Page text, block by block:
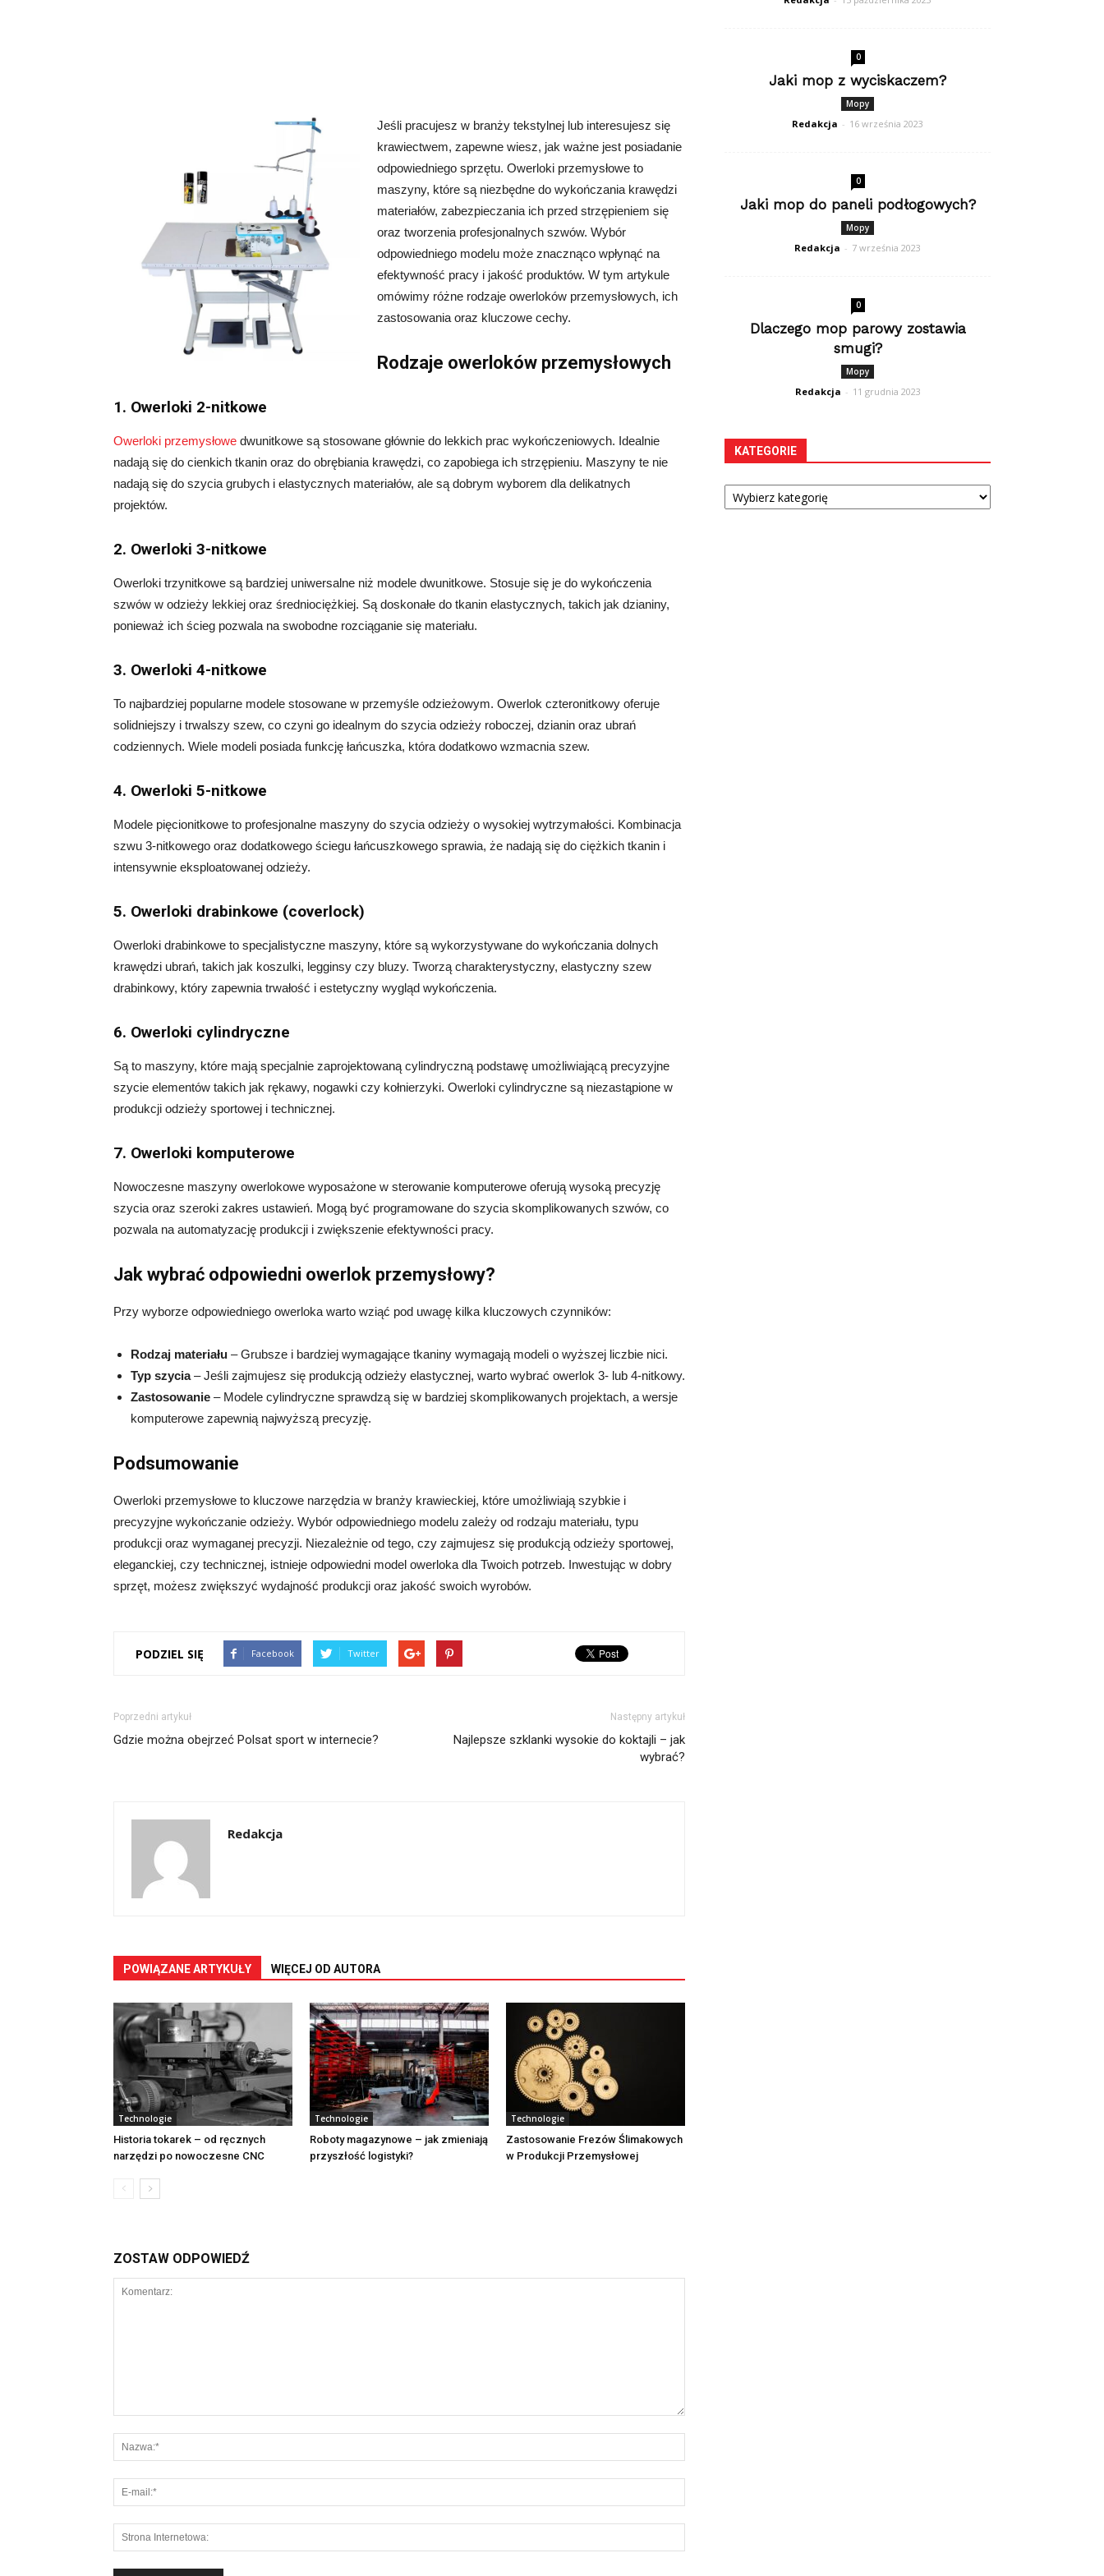
Jeśli pracujesz w branży tekstylnej lub interesujesz się
krawiectwem, zapewne wiesz, jak ważne jest posiadanie
odpowiedniego sprzętu. Owerloki przemysłowe to
maszyny, które są niezbędne do wykończania krawędzi
materiałów, zabezpieczania ich przed strzępieniem się
oraz tworzenia profesjonalnych szwów. Wybór
odpowiedniego modelu może znacznąco wpłynąć na
efektywność pracy i jakość produktów. W tym artykule
omówimy różne rodzaje owerloków przemysłowych, ich
zastosowania oraz kluczowe cechy.
Rodzaje owerloków przemysłowych
1. Owerloki 2-nitkowe
Owerloki przemysłowe dwunitkowe są stosowane głównie do lekkich prac wykończeniowych. Idealnie
nadają się do cienkich tkanin oraz do obrębiania krawędzi, co zapobiega ich strzępieniu. Maszyny te nie
nadają się do szycia grubych i elastycznych materiałów, ale są dobrym wyborem dla delikatnych
projektów.
2. Owerloki 3-nitkowe
Owerloki trzynitkowe są bardziej uniwersalne niż modele dwunitkowe. Stosuje się je do wykończenia
szwów w odzieży lekkiej oraz średniociężkiej. Są doskonałe do tkanin elastycznych, takich jak dzianiny,
ponieważ ich ścieg pozwala na swobodne rozciąganie się materiału.
3. Owerloki 4-nitkowe
To najbardziej popularne modele stosowane w przemyśle odzieżowym. Owerlok czteronitkowy oferuje
solidniejszy i trwalszy szew, co czyni go idealnym do szycia odzieży roboczej, dzianin oraz ubrań
codziennych. Wiele modeli posiada funkcję łańcuszka, która dodatkowo wzmacnia szew.
4. Owerloki 5-nitkowe
Modele pięcionitkowe to profesjonalne maszyny do szycia odzieży o wysokiej wytrzymałości. Kombinacja
szwu 3-nitkowego oraz dodatkowego ściegu łańcuszkowego sprawia, że nadają się do ciężkich tkanin i
intensywnie eksploatowanej odzieży.
5. Owerloki drabinkowe (coverlock)
Owerloki drabinkowe to specjalistyczne maszyny, które są wykorzystywane do wykończania dolnych
krawędzi ubrań, takich jak koszulki, legginsy czy bluzy. Tworzą charakterystyczny, elastyczny szew
drabinkowy, który zapewnia trwałość i estetyczny wygląd wykończenia.
6. Owerloki cylindryczne
Są to maszyny, które mają specjalnie zaprojektowaną cylindryczną podstawę umożliwiającą precyzyjne
szycie elementów takich jak rękawy, nogawki czy kołnierzyki. Owerloki cylindryczne są niezastąpione w
produkcji odzieży sportowej i technicznej.
7. Owerloki komputerowe
Nowoczesne maszyny owerlokowe wyposażone w sterowanie komputerowe oferują wysoką precyzję
szycia oraz szeroki zakres ustawień. Mogą być programowane do szycia skomplikowanych szwów, co
pozwala na automatyzację produkcji i zwiększenie efektywności pracy.
Jak wybrać odpowiedni owerlok przemysłowy?
Przy wyborze odpowiedniego owerloka warto wziąć pod uwagę kilka kluczowych czynników:
Rodzaj materiału – Grubsze i bardziej wymagające tkaniny wymagają modeli o wyższej liczbie nici.
Typ szycia– Jeśli zajmujesz się produkcją odzieży elastycznej, warto wybrać owerlok 3- lub 4-nitkowy.
Zastosowanie – Modele cylindryczne sprawdzą się w bardziej skomplikowanych projektach, a wersje
komputerowe zapewnią najwyższą precyzję.
Podsumowanie
Owerloki przemysłowe to kluczowe narzędzia w branży krawieckiej, które umożliwiają szybkie i
precyzyjne wykończanie odzieży. Wybór odpowiedniego modelu zależy od rodzaju materiału, typu
produkcji oraz wymaganej precyzji. Niezależnie od tego, czy zajmujesz się produkcją odzieży sportowej,
eleganckiej, czy technicznej, istnieje odpowiedni model owerloka dla Twoich potrzeb. Inwestując w dobry
sprzęt, możesz zwiększyć wydajność produkcji oraz jakość swoich wyrobów.
PODZIEL SIĘ Facebook Twitter
Poprzedni artykuł
Gdzie można obejrzeć Polsat sport w internecie?
Następny artykuł
Najlepsze szklanki wysokie do koktajli – jak
wybrać?
Redakcja
POWIĄZANE ARTYKUŁY WIĘCEJ OD AUTORA
Technologie
Historia tokarek – od ręcznych
narzędzi po nowoczesne CNC
Technologie
Roboty magazynowe – jak zmieniają
przyszłość logistyki?
Technologie
Zastosowanie Frezów Ślimakowych
w Produkcji Przemysłowej
ZOSTAW ODPOWIEDŹ
0
Jaki mop z wyciskaczem?
Mopy
Redakcja - 16 września 2023
0
Jaki mop do paneli podłogowych?
Mopy
Redakcja - 7 września 2023
0
Dlaczego mop parowy zostawia
smugi?
Mopy
Redakcja - 11 grudnia 2023
KATEGORIE
Kategorie